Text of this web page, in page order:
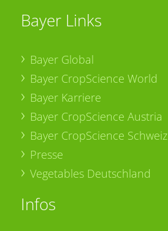
Bayer Links
Bayer Global
Bayer CropScience World
Bayer Karriere
Bayer CropScience Austria
Bayer CropScience Schweiz
Presse
Vegetables Deutschland
Infos